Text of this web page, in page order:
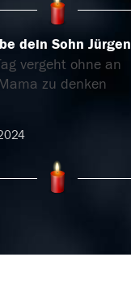
dein Sohn Jürgen
vergeht ohne an
zu denken